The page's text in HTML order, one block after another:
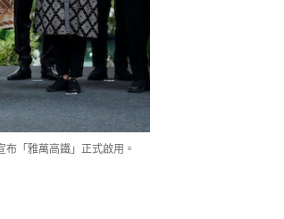
「雅萬高鐵」正式啟用。